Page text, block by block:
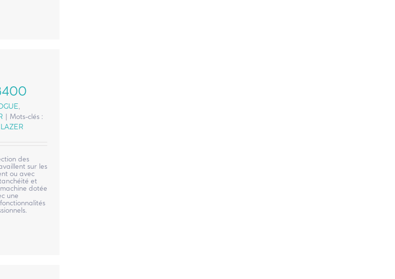
,
Mots-clés :
des
sur les
ou avec
et
dotée
une